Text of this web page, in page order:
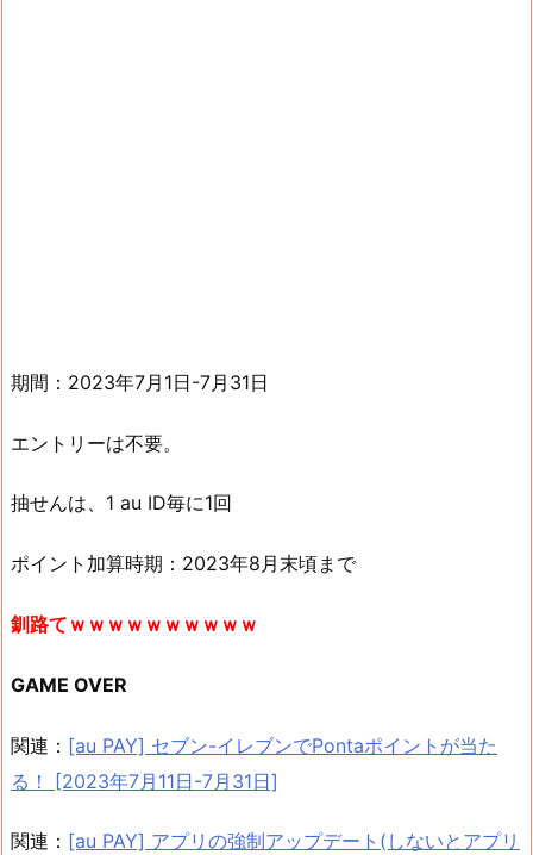
期間：2023年7月1日-7月31日
エントリーは不要。
抽せんは、1 au ID毎に1回
ポイント加算時期：2023年8月末頃まで
釧路てｗｗｗｗｗｗｗｗｗｗ
GAME OVER
関連： [au PAY] セブン-イレブンでPontaポイントが当た
る！ [2023年7月11日-7月31日]
関連： [au PAY] アプリの強制アップデート(しないとアプリ